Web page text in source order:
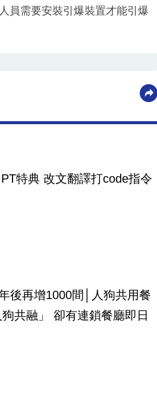
員需要安裝引爆裝置才能引爆
特典 改文翻譯打code指令
後再增1000間│人狗共用餐
共融」 卻有連鎖餐廳即日